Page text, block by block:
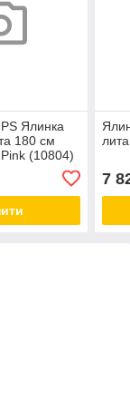
Ялинка
180 см
(10804)
7